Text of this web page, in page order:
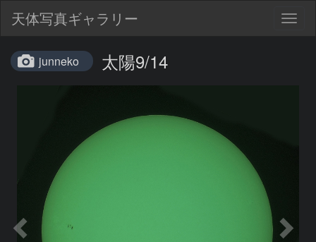
天体写真ギャラリー
junneko 太陽9/14